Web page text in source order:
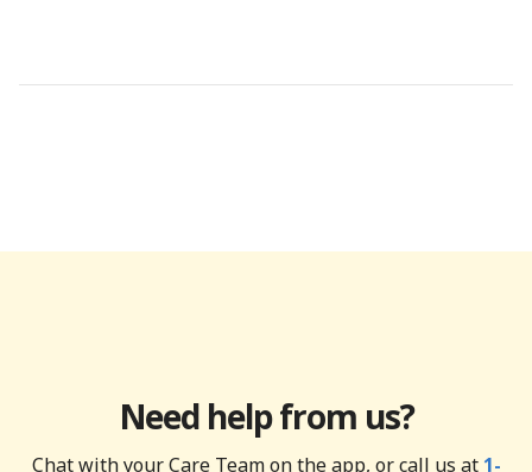
Need help from us?
Chat with your Care Team on the app, or call us at 1-